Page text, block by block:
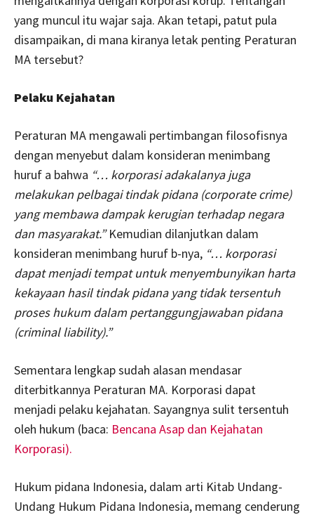
yang muncul itu wajar saja. Akan tetapi, patut pula
disampaikan, di mana kiranya letak penting Peraturan
MA tersebut?
Pelaku Kejahatan
Peraturan MA mengawali pertimbangan filosofisnya
dengan menyebut dalam konsideran menimbang
huruf a bahwa “… korporasi adakalanya juga
melakukan pelbagai tindak pidana (corporate crime)
yang membawa dampak kerugian terhadap negara
dan masyarakat.”Kemudian dilanjutkan dalam
konsideran menimbang huruf b-nya, “… korporasi
dapat menjadi tempat untuk menyembunyikan harta
kekayaan hasil tindak pidana yang tidak tersentuh
proses hukum dalam pertanggungjawaban pidana
(criminal liability).”
Sementara lengkap sudah alasan mendasar
diterbitkannya Peraturan MA. Korporasi dapat
menjadi pelaku kejahatan. Sayangnya sulit tersentuh
oleh hukum (baca: Bencana Asap dan Kejahatan
Korporasi).
Hukum pidana Indonesia, dalam arti Kitab Undang-
Undang Hukum Pidana Indonesia, memang cenderung